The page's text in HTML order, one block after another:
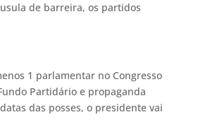
de barreira, os partidos
1 parlamentar no Congresso
Partidário e propaganda
das posses, o presidente vai